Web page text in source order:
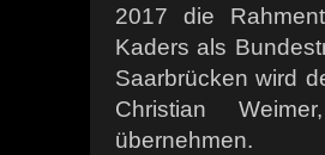
2017 die
Kaders als
Saarbrücken wird
Christian
übernehmen.